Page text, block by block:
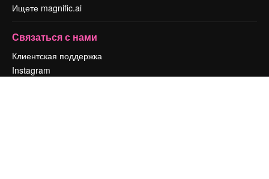
Ищете magnific.ai
Связаться с нами
Клиентская поддержка
Instagram